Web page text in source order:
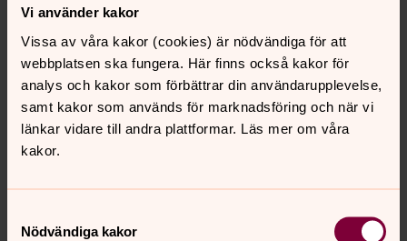
Vi använder kakor
Vissa av våra kakor (cookies) är nödvändiga för att
webbplatsen ska fungera. Här finns också kakor för
analys och kakor som förbättrar din användarupplevelse,
samt kakor som används för marknadsföring och när vi
länkar vidare till andra plattformar. Läs mer om våra
kakor.
Nödvändiga kakor
Senast ändrad 19 september 2024
Synpunkter eller frågor på sidans
innehåll?
varabygdens.forsamling@svenskakyrkan.se
Dela